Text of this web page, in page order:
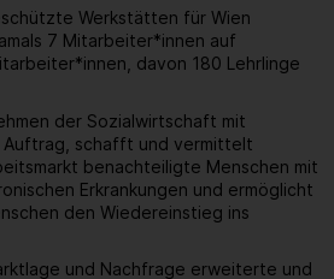
Werkstätten für Wien
7 Mitarbeiter*innen auf
davon 180 Lehrlinge
der Sozialwirtschaft mit
Auftrag, schafft und vermittelt
benachteiligte Menschen mit
Erkrankungen und ermöglicht
den Wiedereinstieg ins
und Nachfrage erweiterte und